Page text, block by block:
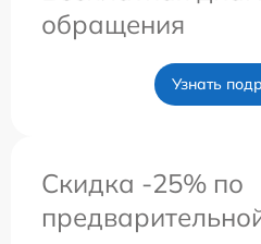
обращения
Узнать
Скидка -25% по